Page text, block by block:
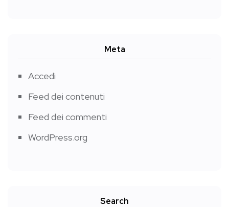
Meta
Accedi
Feed dei contenuti
Feed dei commenti
WordPress.org
Search